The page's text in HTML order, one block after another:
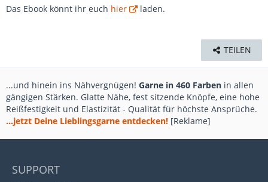
Das Ebook könnt ihr euch hier laden.
TEILEN
...und hinein ins Nähvergnügen! Garne in 460 Farben in allen
gängigen Stärken. Glatte Nähe, fest sitzende Knöpfe, eine hohe
Reißfestigkeit und Elastizität - Qualität für höchste Ansprüche.
...jetzt Deine Lieblingsgarne entdecken! [Reklame]
SUPPORT